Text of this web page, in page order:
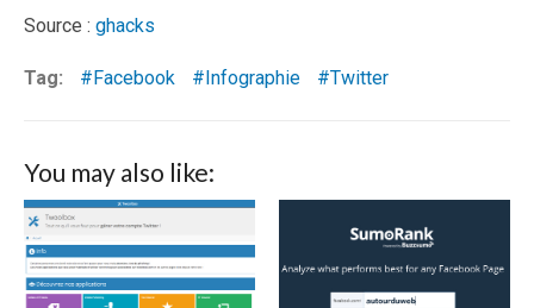
Source : ghacks
Tag: Facebook Infographie Twitter
You may also like: